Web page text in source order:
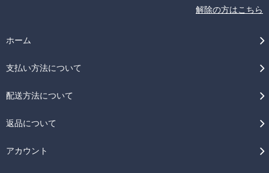
解除の方はこちら
ホーム
支払い方法について
配送方法について
返品について
アカウント